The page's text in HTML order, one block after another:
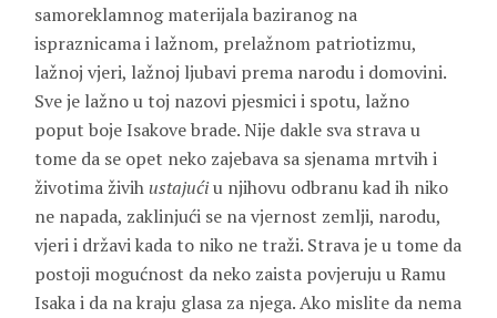
samoreklamnog materijala baziranog na
ispraznicama i lažnom, prelažnom patriotizmu,
lažnoj vjeri, lažnoj ljubavi prema narodu i domovini.
Sve je lažno u toj nazovi pjesmici i spotu, lažno
poput boje Isakove brade. Nije dakle sva strava u
tome da se opet neko zajebava sa sjenama mrtvih i
životima živih ustajućiu njihovu odbranu kad ih niko
ne napada, zaklinjući se na vjernost zemlji, narodu,
vjeri i državi kada to niko ne traži. Strava je u tome da
postoji mogućnost da neko zaista povjeruju u Ramu
Isaka i da na kraju glasa za njega. Ako mislite da nema